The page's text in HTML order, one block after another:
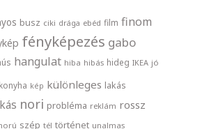
busz ciki drága ebéd film finom
fényképezés gabo
hangulat hiba hibás hideg IKEA jó
konyha kép különleges lakás
nori probléma reklám rossz
szép tél történet unalmas